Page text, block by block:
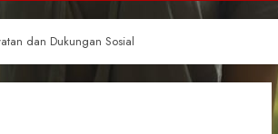
dan Dukungan Sosial